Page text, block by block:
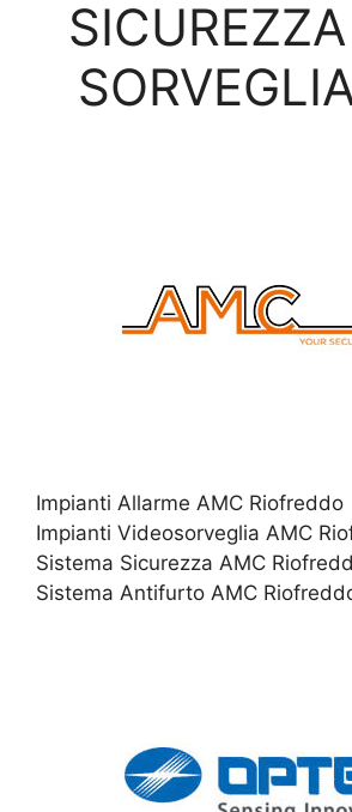
Impianti Allarme AMC Riofreddo
Impianti Videosorveglia AMC
Sistema Sicurezza AMC
Sistema Antifurto AMC